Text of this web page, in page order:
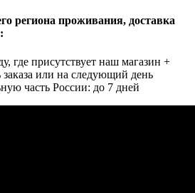
региона проживания, доставка
где присутствует наш магазин +
или на следующий день
часть России: до 7 дней